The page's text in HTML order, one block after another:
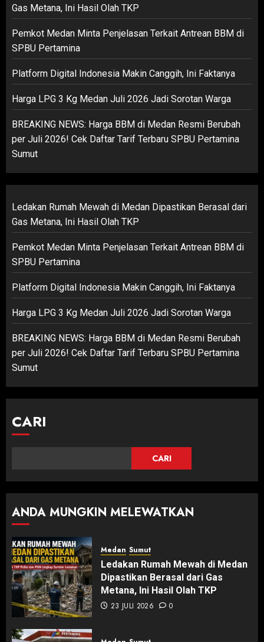
Gas Metana, Ini Hasil Olah TKP
Pemkot Medan Minta Penjelasan Terkait Antrean BBM di
SPBU Pertamina
Platform Digital Indonesia Makin Canggih, Ini Faktanya
Harga LPG 3 Kg Medan Juli 2026 Jadi Sorotan Warga
BREAKING NEWS: Harga BBM di Medan Resmi Berubah
per Juli 2026! Cek Daftar Tarif Terbaru SPBU Pertamina
Sumut
Ledakan Rumah Mewah di Medan Dipastikan Berasal dari
Gas Metana, Ini Hasil Olah TKP
Pemkot Medan Minta Penjelasan Terkait Antrean BBM di
SPBU Pertamina
Platform Digital Indonesia Makin Canggih, Ini Faktanya
Harga LPG 3 Kg Medan Juli 2026 Jadi Sorotan Warga
BREAKING NEWS: Harga BBM di Medan Resmi Berubah
per Juli 2026! Cek Daftar Tarif Terbaru SPBU Pertamina
Sumut
CARI
CARI
ANDA MUNGKIN MELEWATKAN
Medan Sumut
Ledakan Rumah Mewah di Medan
Dipastikan Berasal dari Gas
Metana, Ini Hasil Olah TKP
23 JULI 2026 0